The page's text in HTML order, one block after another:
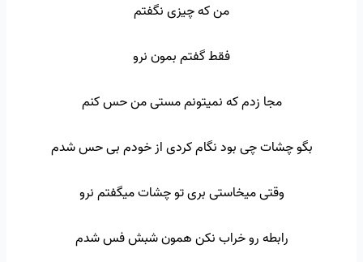
من که چیزی نگفتم
فقط گفتم بمون نرو
مجا زدم که نمیتونم مستی من حس کنم
بگو چشات چی بود نگام کردی از خودم بی حس شدم
وقتی میخاستی بری تو چشات میگفتم نرو
رابطه رو خراب نکن همون شبش فس شدم